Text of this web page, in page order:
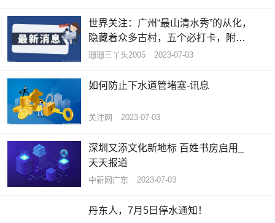
世界关注：广州“最山清水秀”的从化，
隐藏着众多古村，五个必打卡，附攻
略
珊珊三丫头2005 2023-07-03
如何防止下水道管堵塞-讯息
关注网 2023-07-03
深圳又添文化新地标 百姓书房启用_
天天报道
中新网广东 2023-07-03
丹东人，7月5日停水通知！